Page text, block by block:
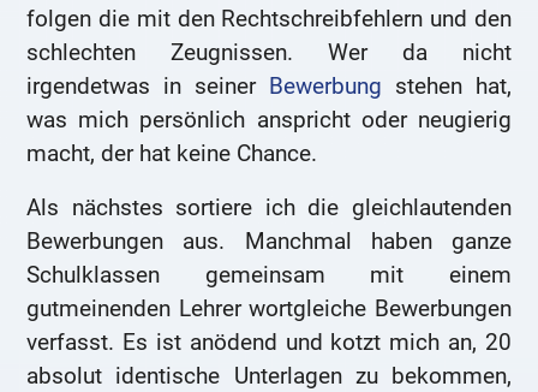
folgen die mit den Rechtschreibfehlern und den
schlechten Zeugnissen. Wer da nicht
irgendetwas in seiner Bewerbung stehen hat,
was mich persönlich anspricht oder neugierig
macht, der hat keine Chance.
Als nächstes sortiere ich die gleichlautenden
Bewerbungen aus. Manchmal haben ganze
Schulklassen gemeinsam mit einem
gutmeinenden Lehrer wortgleiche Bewerbungen
verfasst. Es ist anödend und kotzt mich an, 20
absolut identische Unterlagen zu bekommen,